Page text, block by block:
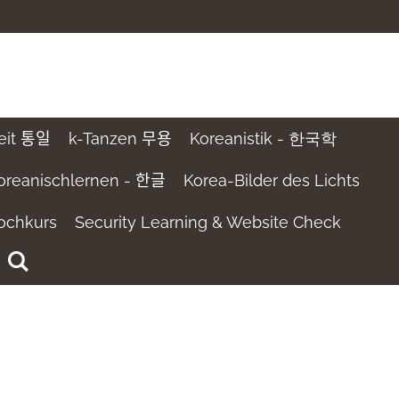
k-Tanzen 무용 Koreanistik - 한국학
- 한글 Korea-Bilder des Lichts
Security Learning & Website Check